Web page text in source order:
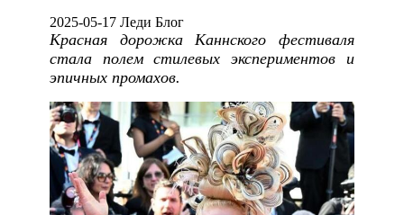
2025-05-17 Леди Блог
Красная дорожка Каннского фестиваля
стала полем стилевых экспериментов и
эпичных промахов.